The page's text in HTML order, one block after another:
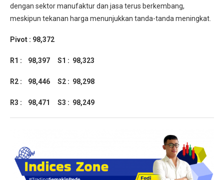
dengan sektor manufaktur dan jasa terus berkembang,
meskipun tekanan harga menunjukkan tanda-tanda meningkat.
Pivot : 98,372
R1 : 98,397 S1 : 98,323
R2 : 98,446 S2 : 98,298
R3 : 98,471 S3 : 98,249